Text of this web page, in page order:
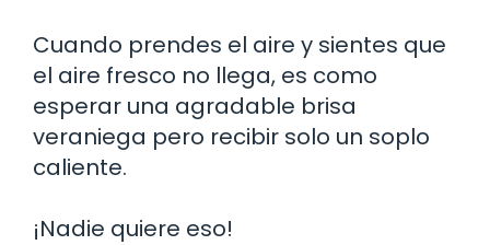
Cuando prendes el aire y sientes que
el aire fresco no llega, es como
esperar una agradable brisa
veraniega pero recibir solo un soplo
caliente.
¡Nadie quiere eso!